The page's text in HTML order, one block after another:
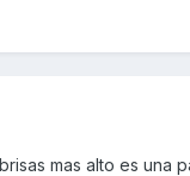
mas alto es una